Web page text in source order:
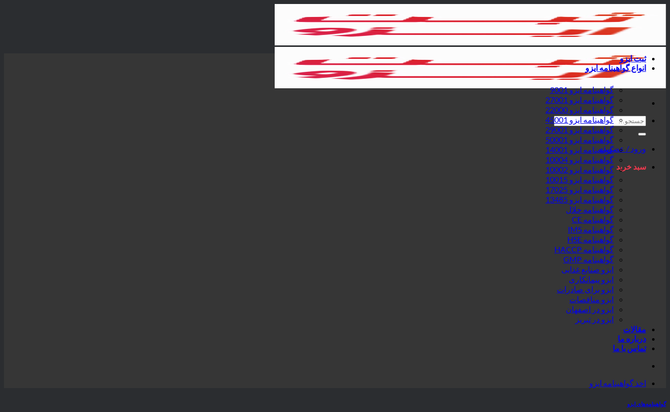
جستجو
برای:
ورود / عضویت
سبد خرید
ثبت ایزو
انواع گواهینامه ایزو
گواهینامه ایزو 9001
گواهینامه ایزو 27001
گواهینامه ایزو 22000
گواهینامه ایزو 45001
گواهینامه ایزو 29001
گواهینامه ایزو 50001
گواهینامه ایزو 14001
گواهینامه ایزو 10004
گواهینامه ایزو 10002
گواهینامه ایزو 10015
گواهینامه ایزو 17025
گواهینامه ایزو 13485
گواهینامه حلال
گواهینامه CE
گواهینامه IMS
گواهینامه HSE
گواهینامه HACCP
گواهینامه GMP
ایزو صنایع غذایی
ایزو پیمانکاری
ایزو برای صادرات
ایزو مناقصات
ایزو در اصفهان
ایزو در تبریز
مقالات
درباره ما
تماس با ما
اخذ گواهینامه ایزو
گواهینامه‌های ایزو